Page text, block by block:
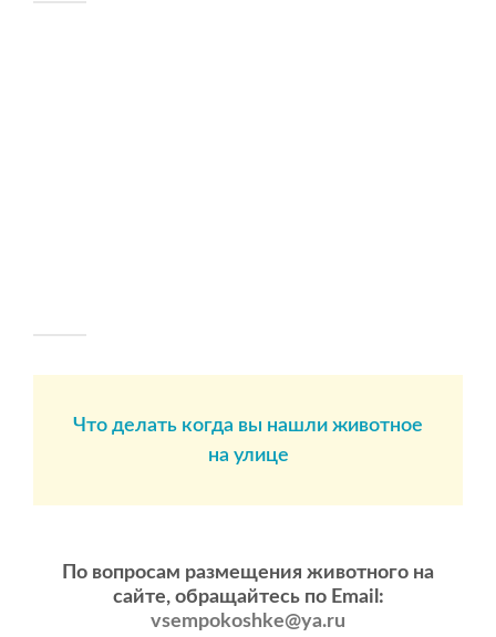
Что делать когда вы нашли животное
на улице
По вопросам размещения животного на
сайте, обращайтесь по Email:
vsempokoshke@ya.ru